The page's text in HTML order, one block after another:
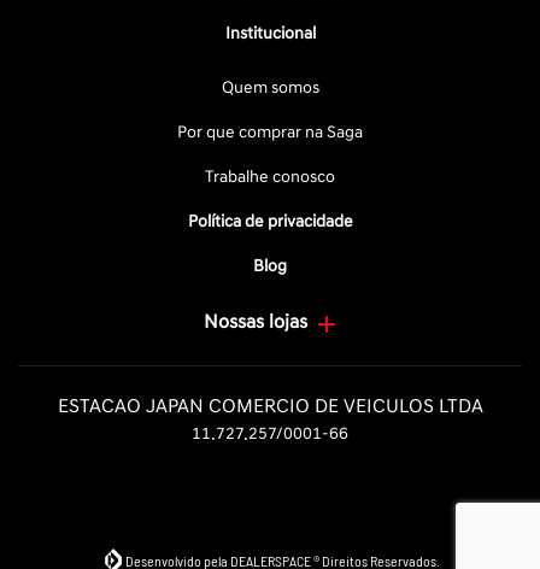
Institucional
Quem somos
Por que comprar na Saga
Trabalhe conosco
Política de privacidade
Blog
Nossas lojas
ESTACAO JAPAN COMERCIO DE VEICULOS LTDA
11.727.257/0001-66
Desenvolvido pela DEALERSPACE ® Direitos Reservados.